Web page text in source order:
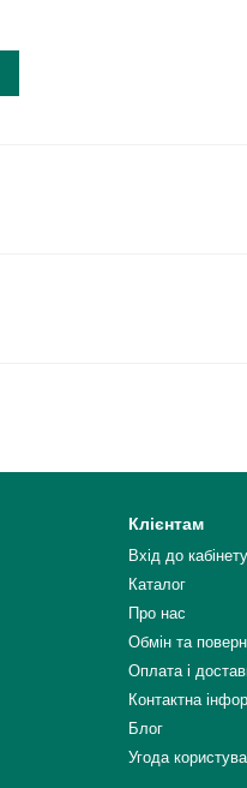
Клієнтам
Вхід до кабінету
Каталог
Про нас
Обмін та
Оплата і
Контактна
Блог
Угода